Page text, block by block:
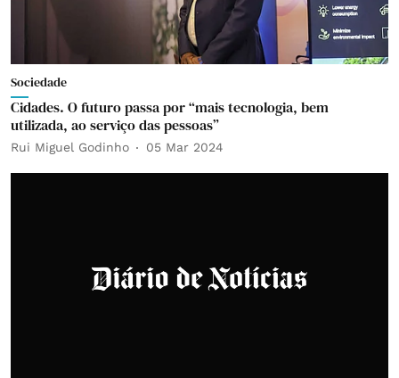
Sociedade
Cidades. O futuro passa por “mais tecnologia, bem
utilizada, ao serviço das pessoas”
Rui Miguel Godinho 05 Mar 2024